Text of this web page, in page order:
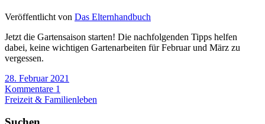
Veröffentlicht von Das Elternhandbuch
Jetzt die Gartensaison starten! Die nachfolgenden Tipps helfen
dabei, keine wichtigen Gartenarbeiten für Februar und März zu
vergessen.
28. Februar 2021
Kommentare 1
Freizeit & Familienleben